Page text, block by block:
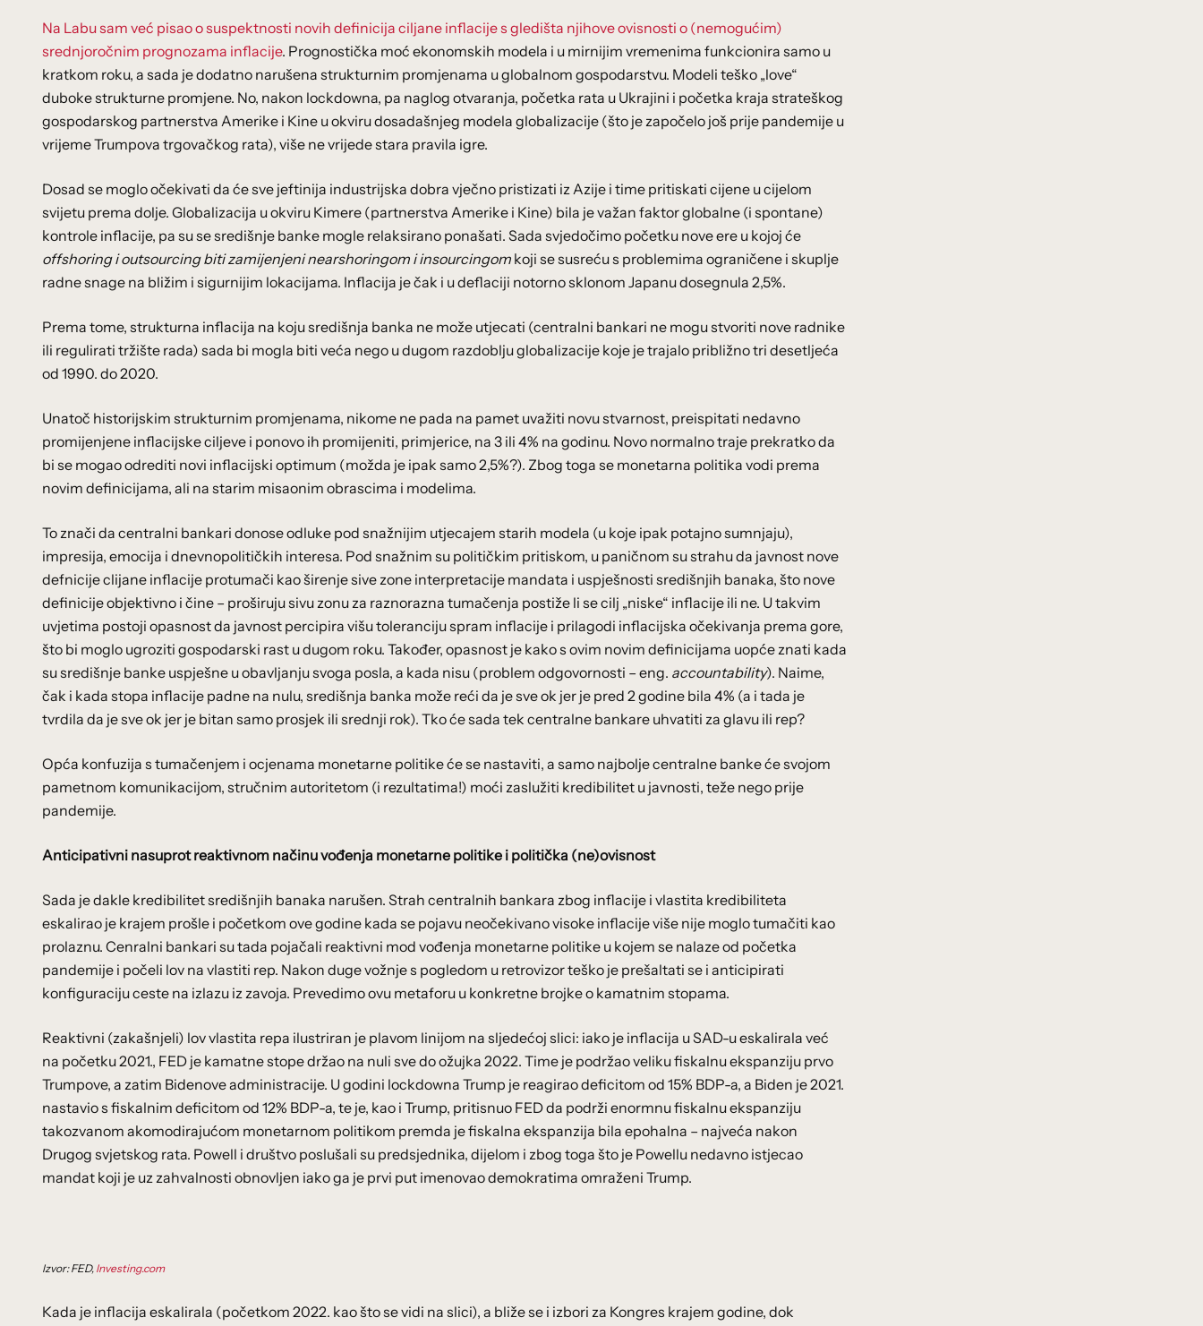
Na Labu sam već pisao o suspektnosti novih definicija ciljane inflacije s gledišta njihove ovisnosti o (nemogućim)
srednjoročnim prognozama inflacije. Prognostička moć ekonomskih modela i u mirnijim vremenima funkcionira samo u
kratkom roku, a sada je dodatno narušena strukturnim promjenama u globalnom gospodarstvu. Modeli teško „love“
duboke strukturne promjene. No, nakon lockdowna, pa naglog otvaranja, početka rata u Ukrajini i početka kraja strateškog
gospodarskog partnerstva Amerike i Kine u okviru dosadašnjeg modela globalizacije (što je započelo još prije pandemije u
vrijeme Trumpova trgovačkog rata), više ne vrijede stara pravila igre.
Dosad se moglo očekivati da će sve jeftinija industrijska dobra vječno pristizati iz Azije i time pritiskati cijene u cijelom
svijetu prema dolje. Globalizacija u okviru Kimere (partnerstva Amerike i Kine) bila je važan faktor globalne (i spontane)
kontrole inflacije, pa su se središnje banke mogle relaksirano ponašati. Sada svjedočimo početku nove ere u kojoj će
offshoring i outsourcing biti zamijenjeni nearshoringom i insourcingom koji se susreću s problemima ograničene i skuplje
radne snage na bližim i sigurnijim lokacijama. Inflacija je čak i u deflaciji notorno sklonom Japanu dosegnula 2,5%.
Prema tome, strukturna inflacija na koju središnja banka ne može utjecati (centralni bankari ne mogu stvoriti nove radnike
ili regulirati tržište rada) sada bi mogla biti veća nego u dugom razdoblju globalizacije koje je trajalo približno tri desetljeća
od 1990. do 2020.
Unatoč historijskim strukturnim promjenama, nikome ne pada na pamet uvažiti novu stvarnost, preispitati nedavno
promijenjene inflacijske ciljeve i ponovo ih promijeniti, primjerice, na 3 ili 4% na godinu. Novo normalno traje prekratko da
bi se mogao odrediti novi inflacijski optimum (možda je ipak samo 2,5%?). Zbog toga se monetarna politika vodi prema
novim definicijama, ali na starim misaonim obrascima i modelima.
To znači da centralni bankari donose odluke pod snažnijim utjecajem starih modela (u koje ipak potajno sumnjaju),
impresija, emocija i dnevnopolitičkih interesa. Pod snažnim su političkim pritiskom, u paničnom su strahu da javnost nove
defnicije clijane inflacije protumači kao širenje sive zone interpretacije mandata i uspješnosti središnjih banaka, što nove
definicije objektivno i čine – proširuju sivu zonu za raznorazna tumačenja postiže li se cilj „niske“ inflacije ili ne. U takvim
uvjetima postoji opasnost da javnost percipira višu toleranciju spram inflacije i prilagodi inflacijska očekivanja prema gore,
što bi moglo ugroziti gospodarski rast u dugom roku. Također, opasnost je kako s ovim novim definicijama uopće znati kada
su središnje banke uspješne u obavljanju svoga posla, a kada nisu (problem odgovornosti – eng. accountability). Naime,
čak i kada stopa inflacije padne na nulu, središnja banka može reći da je sve ok jer je pred 2 godine bila 4% (a i tada je
tvrdila da je sve ok jer je bitan samo prosjek ili srednji rok). Tko će sada tek centralne bankare uhvatiti za glavu ili rep?
Opća konfuzija s tumačenjem i ocjenama monetarne politike će se nastaviti, a samo najbolje centralne banke će svojom
pametnom komunikacijom, stručnim autoritetom (i rezultatima!) moći zaslužiti kredibilitet u javnosti, teže nego prije
pandemije.
Anticipativni nasuprot reaktivnom načinu vođenja monetarne politike i politička (ne)ovisnost
Sada je dakle kredibilitet središnjih banaka narušen. Strah centralnih bankara zbog inflacije i vlastita kredibiliteta
eskalirao je krajem prošle i početkom ove godine kada se pojavu neočekivano visoke inflacije više nije moglo tumačiti kao
prolaznu. Cenralni bankari su tada pojačali reaktivni mod vođenja monetarne politike u kojem se nalaze od početka
pandemije i počeli lov na vlastiti rep. Nakon duge vožnje s pogledom u retrovizor teško je prešaltati se i anticipirati
konfiguraciju ceste na izlazu iz zavoja. Prevedimo ovu metaforu u konkretne brojke o kamatnim stopama.
Reaktivni (zakašnjeli) lov vlastita repa ilustriran je plavom linijom na sljedećoj slici: iako je inflacija u SAD-u eskalirala već
na početku 2021., FED je kamatne stope držao na nuli sve do ožujka 2022. Time je podržao veliku fiskalnu ekspanziju prvo
Trumpove, a zatim Bidenove administracije. U godini lockdowna Trump je reagirao deficitom od 15% BDP-a, a Biden je 2021.
nastavio s fiskalnim deficitom od 12% BDP-a, te je, kao i Trump, pritisnuo FED da podrži enormnu fiskalnu ekspanziju
takozvanom akomodirajućom monetarnom politikom premda je fiskalna ekspanzija bila epohalna – najveća nakon
Drugog svjetskog rata. Powell i društvo poslušali su predsjednika, dijelom i zbog toga što je Powellu nedavno istjecao
mandat koji je uz zahvalnosti obnovljen iako ga je prvi put imenovao demokratima omraženi Trump.
Izvor: FED, Investing.com
Kada je inflacija eskalirala (početkom 2022. kao što se vidi na slici), a bliže se i izbori za Kongres krajem godine, dok